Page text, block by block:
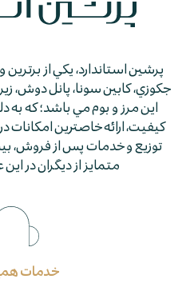
پرشين استاندارد، يكي از برترين
جكوزي، كابين سونا، پانل دوش،
اين مرز و بوم مي باشد؛ كه به
كيفيت، ارائه خاصترين
توزيع و خدمات پس از فروش،
متمايز از ديگران در
خدمات